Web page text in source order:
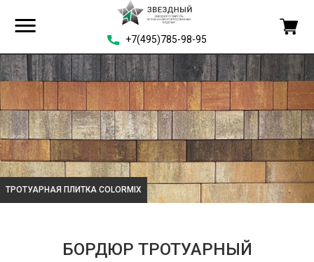
+7(495)785-98-95
ТРОТУАРНАЯ ПЛИТКА COLORMIX
БОРДЮР ТРОТУАРНЫЙ